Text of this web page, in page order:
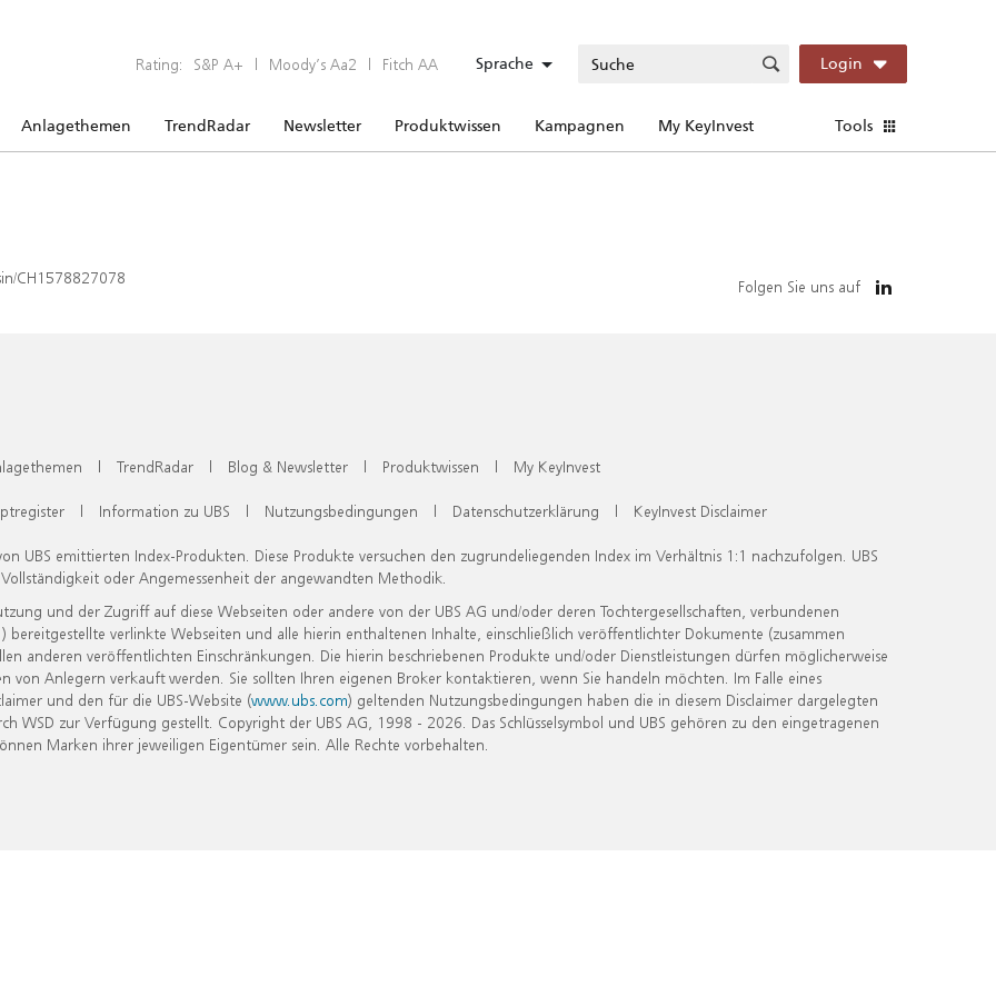
Rating: S&P A+ | Moody’s Aa2 | Fitch AA Sprache Login
Anlagethemen TrendRadar Newsletter Produktwissen Kampagnen My KeyInvest Tools
CH1578827078 Folgen Sie uns auf
| TrendRadar | Blog & Newsletter | Produktwissen | My KeyInvest
| Information zu UBS | Nutzungsbedingungen | Datenschutzerklärung | KeyInvest Disclaimer
UBS emittierten Index-Produkten. Diese Produkte versuchen den zugrundeliegenden Index im Verhältnis 1:1 nachzufolgen. UBS
oder Angemessenheit der angewandten Methodik.
und der Zugriff auf diese Webseiten oder andere von der UBS AG und/oder deren Tochtergesellschaften, verbundenen
verlinkte Webseiten und alle hierin enthaltenen Inhalte, einschließlich veröffentlichter Dokumente (zusammen
anderen veröffentlichten Einschränkungen. Die hierin beschriebenen Produkte und/oder Dienstleistungen dürfen möglicherweise
Anlegern verkauft werden. Sie sollten Ihren eigenen Broker kontaktieren, wenn Sie handeln möchten. Im Falle eines
und den für die UBS-Website (www.ubs.com) geltenden Nutzungsbedingungen haben die in diesem Disclaimer dargelegten
zur Verfügung gestellt. Copyright der UBS AG, 1998 - 2026. Das Schlüsselsymbol und UBS gehören zu den eingetragenen
Marken ihrer jeweiligen Eigentümer sein. Alle Rechte vorbehalten.